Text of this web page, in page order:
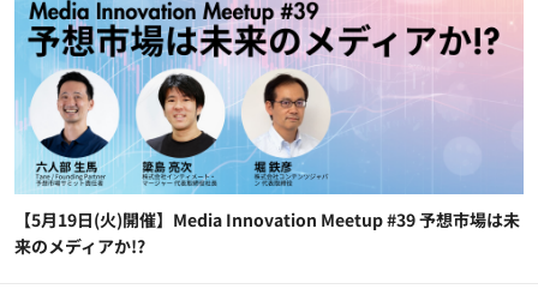
【5月19日(火)開催】Media Innovation Meetup #39 予想市場は未
来のメディアか!?